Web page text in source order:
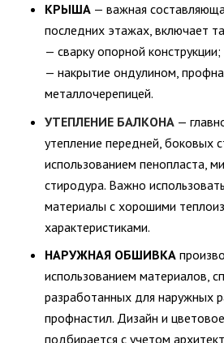
КРЫША — важная
последних этажах, включает
— сварку опорной конструкции;
— накрытие ондулином,
металлочерепицей.
УТЕПЛЕНИЕ БАЛКОНА —
утепление передней, боковых
использованием пенопласта,
стиродура. Важно
материалы с хорошими
характеристиками.
НАРУЖНАЯ ОБШИВКА
использованием материалов,
разработанных для наружных
профнастил. Дизайн и
подбирается с учетом